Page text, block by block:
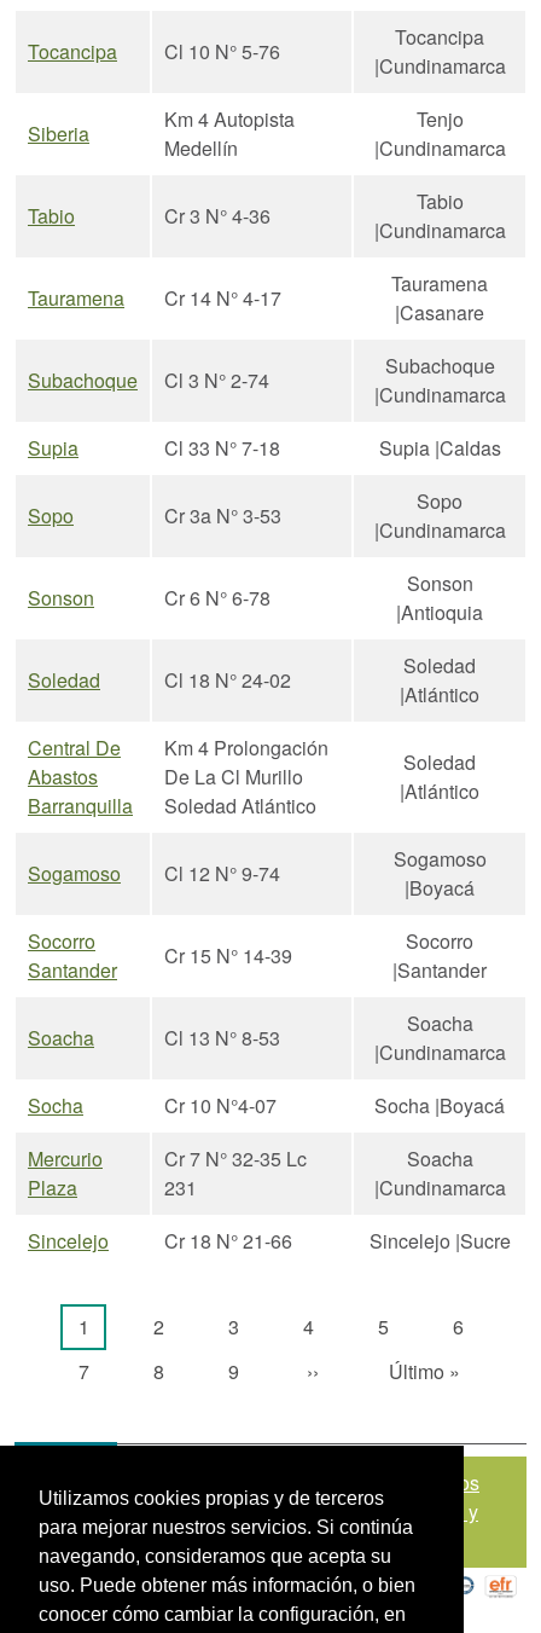
Utilizamos cookies propias y de terceros
para mejorar nuestros servicios. Si continúa
navegando, consideramos que acepta su
uso. Puede obtener más información, o bien
conocer cómo cambiar la configuración, en
Tocancipa Cl 10 N° 5-76
Tocancipa
|Cundinamarca
Siberia
Km 4 Autopista
Medellín
Tenjo
|Cundinamarca
Tabio Cr 3 N° 4-36
Tabio
|Cundinamarca
Tauramena Cr 14 N° 4-17
Tauramena
|Casanare
Subachoque Cl 3 N° 2-74
Subachoque
|Cundinamarca
Supia
Cl 33 N° 7-18 Supia |Caldas
Sopo Cr 3a N° 3-53
Sopo
|Cundinamarca
Sonson Cr 6 N° 6-78
Sonson
|Antioquia
Soledad Cl 18 N° 24-02
Soledad
|Atlántico
Central De
Abastos
Barranquilla
Km 4 Prolongación
De La Cl Murillo
Soledad Atlántico
Soledad
|Atlántico
Sogamoso Cl 12 N° 9-74
Sogamoso
|Boyacá
Socorro
Santander
Cr 15 N° 14-39
Socorro
|Santander
Soacha Cl 13 N° 8-53
Soacha
|Cundinamarca
Socha
Cr 10 N°4-07
Socha |Boyacá
Mercurio
Plaza
Cr 7 N° 32-35 Lc
231
Soacha
|Cundinamarca
Sincelejo
Cr 18 N° 21-66 Sincelejo |Sucre
PaginaciónPágina actual
1 Página
2 Página
3 Página
4 Página
5 Página
6
Página
7 Página
8 Página
9 Siguiente página
›› Última página
Último »
Política de Tratamiento de Datos
Personales|Políticas de Seguridad, Términos y
Condiciones de Uso